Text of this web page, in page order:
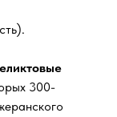
300-